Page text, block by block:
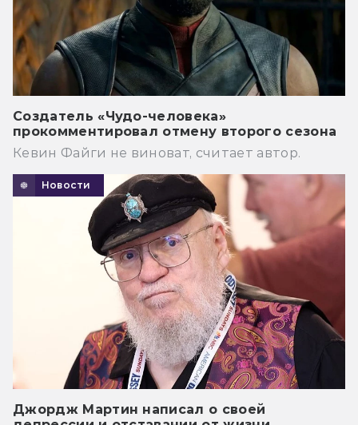
Создатель «Чудо-человека»
прокомментировал отмену второго сезона
Кевин Файги не виноват, считает автор.
Новости
Джордж Мартин написал о своей